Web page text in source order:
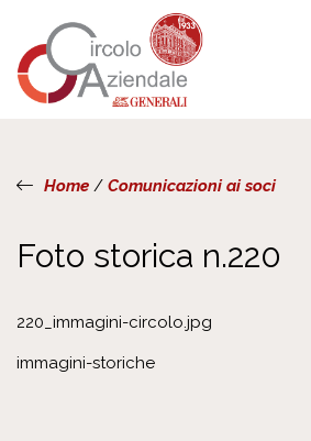
Home/ Comunicazioni ai soci
Foto storica n.220
220_immagini-circolo.jpg
immagini-storiche